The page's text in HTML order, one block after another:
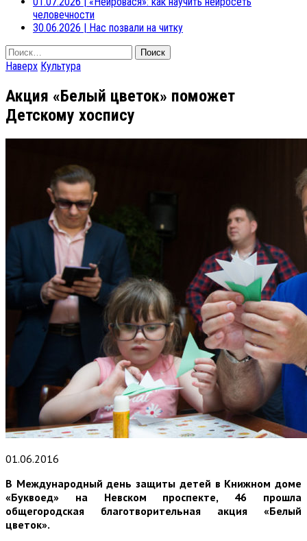
человечности
30.06.2026 | Нас позвали на читку
Найти:
Наверх Культура
Акция «Белый цветок» поможет
Детскому хоспису
01.06.2016
В Международный день защиты детей в Книжном доме
«Буквоед» на Невском проспекте, 46 прошла
общегородская благотворительная акция «Белый
цветок».